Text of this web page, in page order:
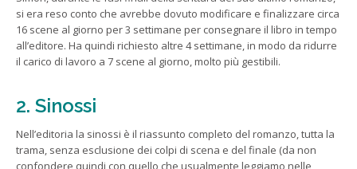
si era reso conto che avrebbe dovuto modificare e finalizzare circa
16 scene al giorno per 3 settimane per consegnare il libro in tempo
all’editore. Ha quindi richiesto altre 4 settimane, in modo da ridurre
il carico di lavoro a 7 scene al giorno, molto più gestibili.
2. Sinossi
Nell’editoria la sinossi è il riassunto completo del romanzo, tutta la
trama, senza esclusione dei colpi di scena e del finale (da non
confondere quindi con quello che usualmente leggiamo nelle